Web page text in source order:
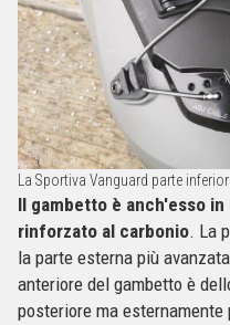
La Sportiva Vanguard parte
Il gambetto è anch'esso in
rinforzato al carbonio. La
la parte esterna più
anteriore del gambetto è
posteriore ma